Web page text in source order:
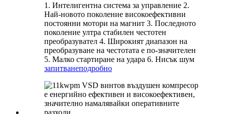
1. Интелигентна система за управление 2.
Най-новото поколение високоефективни
постоянни мотори на магнит 3. Последното
поколение ултра стабилен честотен
преобразувател 4. Широкият диапазон на
преобразуване на честотата е по-значителен
5. Малко стартиране на удара 6. Нисък шум
запитванеподробно